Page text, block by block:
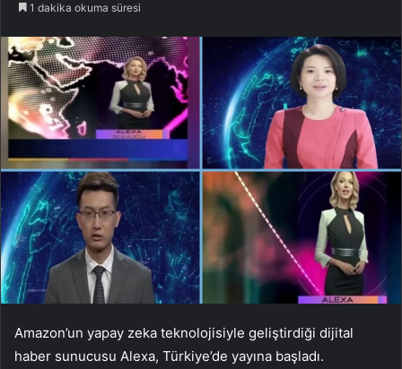
1 dakika okuma süresi
Amazon’un yapay zeka teknolojisiyle geliştirdiği dijital
haber sunucusu Alexa, Türkiye’de yayına başladı.